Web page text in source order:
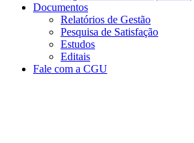
Documentos
Relatórios de Gestão
Pesquisa de Satisfação
Estudos
Editais
Fale com a CGU